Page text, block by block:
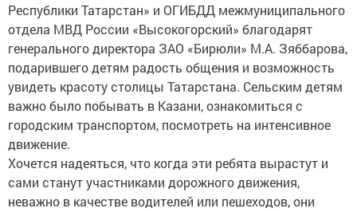
Республики Татарстан» и ОГИБДД межмуниципального
отдела МВД России «Высокогорский» благодарят
генерального директора ЗАО «Бирюли» М.А. Зяббарова,
подарившего детям радость общения и возможность
увидеть красоту столицы Татарстана. Сельским детям
важно было побывать в Казани, ознакомиться с
городским транспортом, посмотреть на интенсивное
движение.
Хочется надеяться, что когда эти ребята вырастут и
сами станут участниками дорожного движения,
неважно в качестве водителей или пешеходов, они